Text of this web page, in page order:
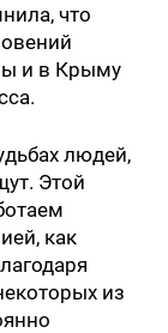
что
и в Крыму
людей,
Этой
как
из